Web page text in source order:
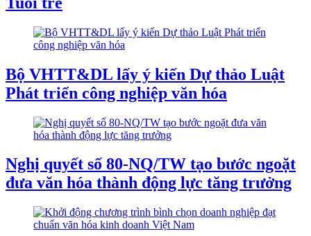
Bộ VHTT&DL lấy ý kiến Dự thảo Luật
Phát triển công nghiệp văn hóa
Nghị quyết số 80-NQ/TW tạo bước ngoặt
đưa văn hóa thành động lực tăng trưởng